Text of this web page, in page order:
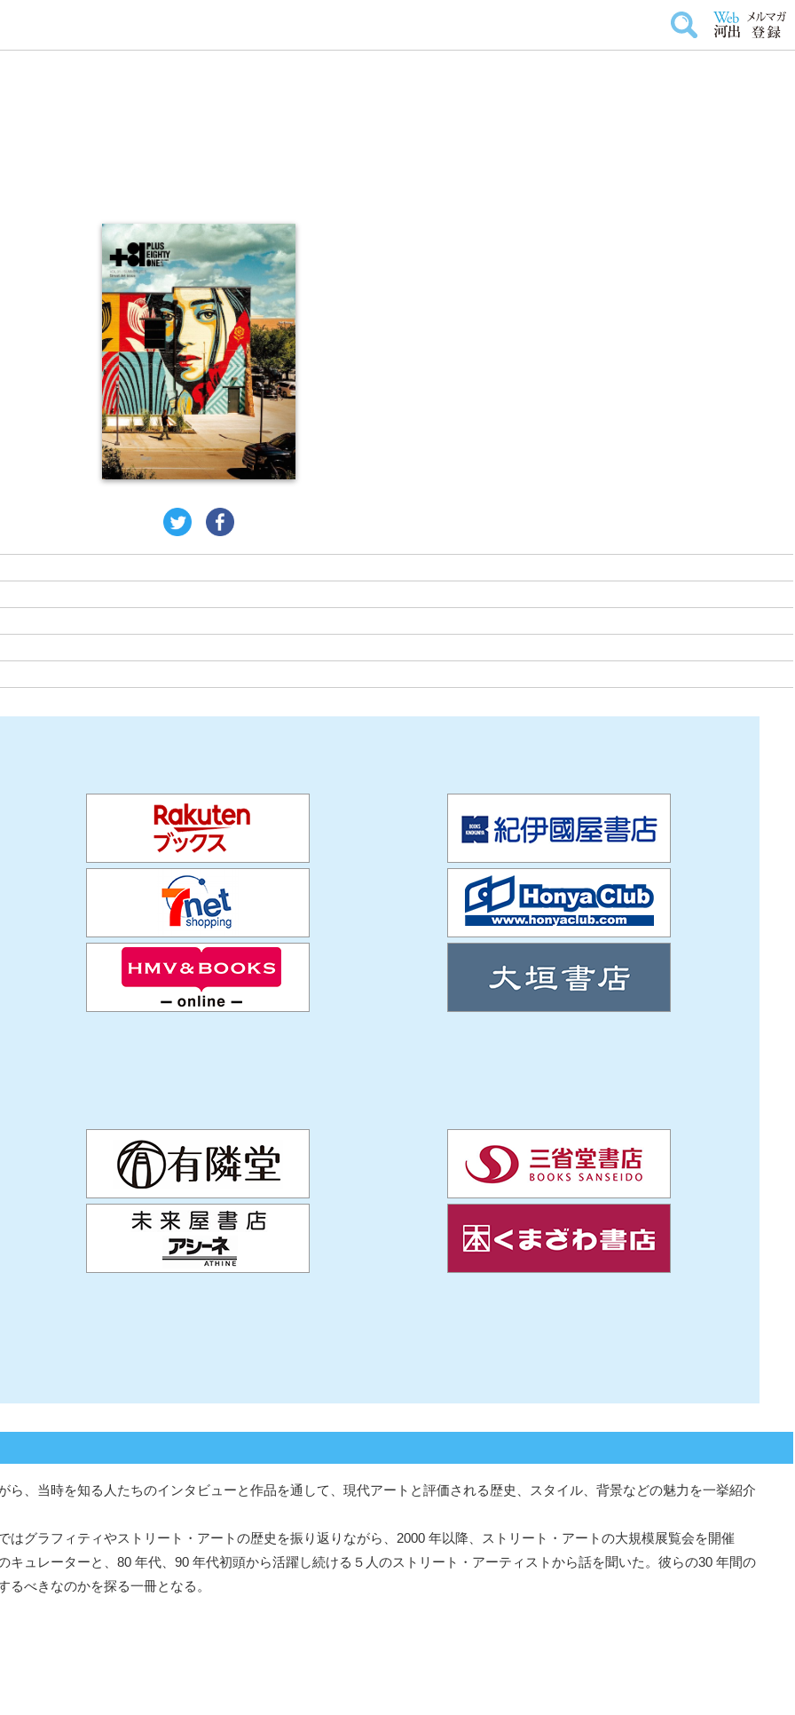
、当時を知る人たちのインタビューと作品を通して、現代アートと評価される歴史、スタイル、背景などの魅力を一挙紹介
グラフィティやストリート・アートの歴史を振り返りながら、2000 年以降、ストリート・アートの大規模展覧会を開催
ュレーターと、80 年代、90 年代初頭から活躍し続ける５人のストリート・アーティストから話を聞いた。彼らの30 年間の
べきなのかを探る一冊となる。